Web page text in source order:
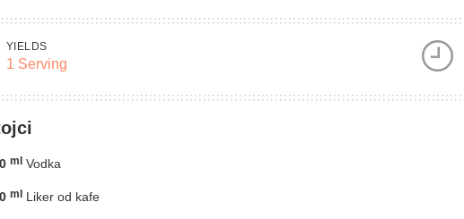
YIELDS
1 Serving
ml Vodka
ml Liker od kafe